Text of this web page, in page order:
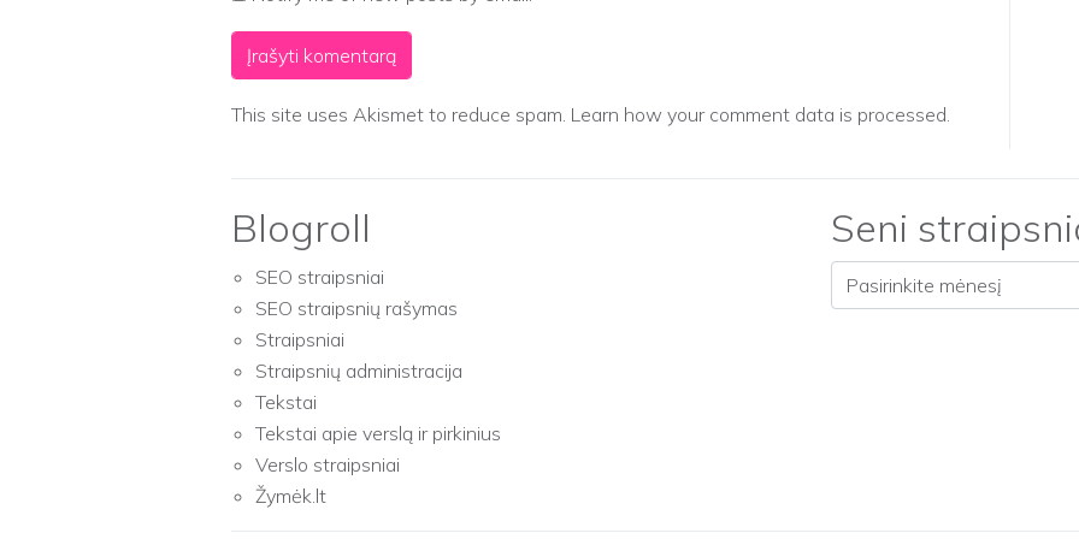
This site uses Akismet to reduce spam. Learn how your comment data is processed.
Blogroll
SEO straipsniai
SEO straipsnių rašymas
Straipsniai
Straipsnių administracija
Tekstai
Tekstai apie verslą ir pirkinius
Verslo straipsniai
Žymėk.lt
Seni
Seni straipsniai